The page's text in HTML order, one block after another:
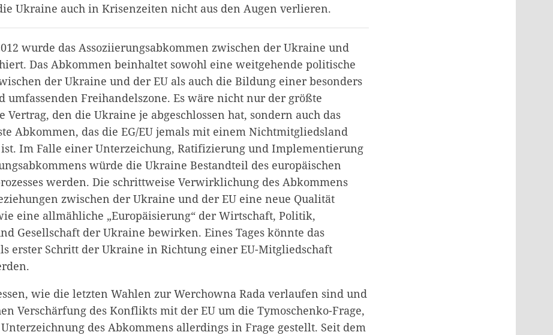
Ukraine auch in Krisenzeiten nicht aus den Augen verlieren.
wurde das Assoziierungsabkommen zwischen der Ukraine und
Das Abkommen beinhaltet sowohl eine weitgehende politische
der Ukraine und der EU als auch die Bildung einer besonders
umfassenden Freihandelszone. Es wäre nicht nur der größte
den die Ukraine je abgeschlossen hat, sondern auch das
Abkommen, das die EG/EU jemals mit einem Nichtmitgliedsland
Im Falle einer Unterzeichung, Ratifizierung und Implementierung
würde die Ukraine Bestandteil des europäischen
werden. Die schrittweise Verwirklichung des Abkommens
zwischen der Ukraine und der EU eine neue Qualität
eine allmähliche „Europäisierung“ der Wirtschaft, Politik,
Gesellschaft der Ukraine bewirken. Eines Tages könnte das
erster Schritt der Ukraine in Richtung einer EU-Mitgliedschaft
wie die letzten Wahlen zur Werchowna Rada verlaufen sind und
Verschärfung des Konflikts mit der EU um die Tymoschenko-Frage,
des Abkommens allerdings in Frage gestellt. Seit dem